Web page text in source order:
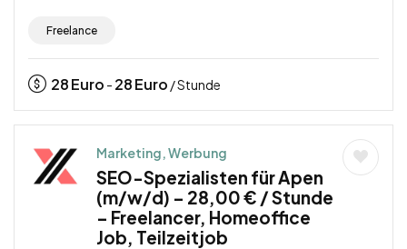
Freelance
28Euro - 28Euro / Stunde
Marketing, Werbung
SEO-Spezialisten für Apen
(m/w/d) – 28,00 € / Stunde
– Freelancer, Homeoffice
Job, Teilzeitjob